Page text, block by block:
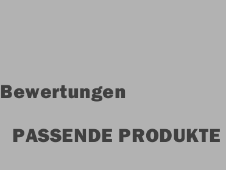
Bewertungen
PASSENDE